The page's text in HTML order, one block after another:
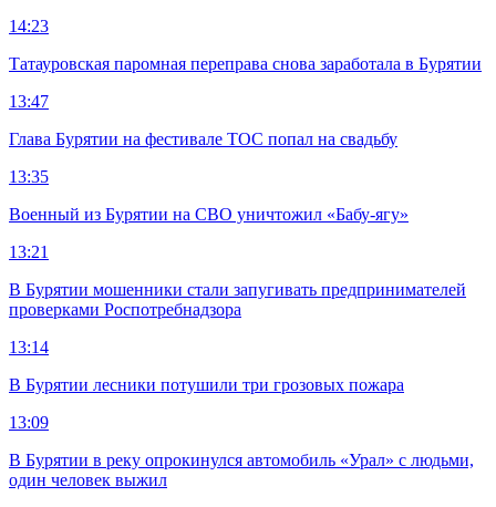
14:23
Татауровская паромная переправа снова заработала в Бурятии
13:47
Глава Бурятии на фестивале ТОС попал на свадьбу
13:35
Военный из Бурятии на СВО уничтожил «Бабу-ягу»
13:21
В Бурятии мошенники стали запугивать предпринимателей
проверками Роспотребнадзора
13:14
В Бурятии лесники потушили три грозовых пожара
13:09
В Бурятии в реку опрокинулся автомобиль «Урал» с людьми,
один человек выжил